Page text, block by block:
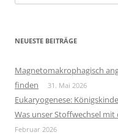
nach:
NEUESTE BEITRÄGE
Magnetomakrophagisch
finden
31. Mai 2026
Eukaryogenese:
Was unser Stoffwechsel
Februar 2026